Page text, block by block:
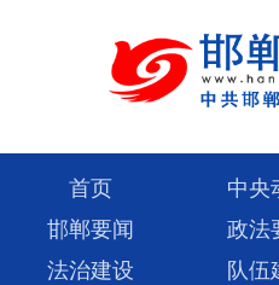
首页 中央
邯郸要闻
政法
法治建设
队伍